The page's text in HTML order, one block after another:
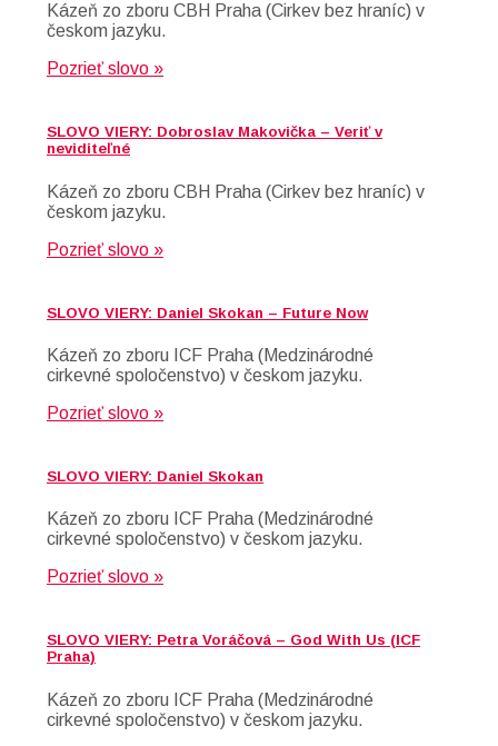
Kázeň zo zboru CBH Praha (Cirkev bez hraníc) v
českom jazyku.
Pozrieť slovo »
SLOVO VIERY: Dobroslav Makovička – Veriť v
neviditeľné
Kázeň zo zboru CBH Praha (Cirkev bez hraníc) v
českom jazyku.
Pozrieť slovo »
SLOVO VIERY: Daniel Skokan – Future Now
Kázeň zo zboru ICF Praha (Medzinárodné
cirkevné spoločenstvo) v českom jazyku.
Pozrieť slovo »
SLOVO VIERY: Daniel Skokan
Kázeň zo zboru ICF Praha (Medzinárodné
cirkevné spoločenstvo) v českom jazyku.
Pozrieť slovo »
SLOVO VIERY: Petra Voráčová – God With Us (ICF
Praha)
Kázeň zo zboru ICF Praha (Medzinárodné
cirkevné spoločenstvo) v českom jazyku.